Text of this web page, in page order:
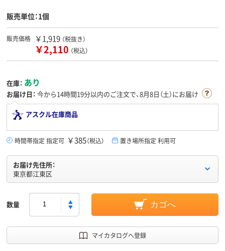
販売単位：1個
販売価格 ￥1,919 （税抜き）
￥2,110 （税込）
在庫： あり
お届け日： 今から14時間19分以内のご注文で、8月8日（土）にお届け
アスクル在庫商品
時間帯指定 指定可 ￥385（税込） 置き場所指定 利用可
お届け先住所：
東京都江東区
数量 カゴへ
マイカタログへ登録